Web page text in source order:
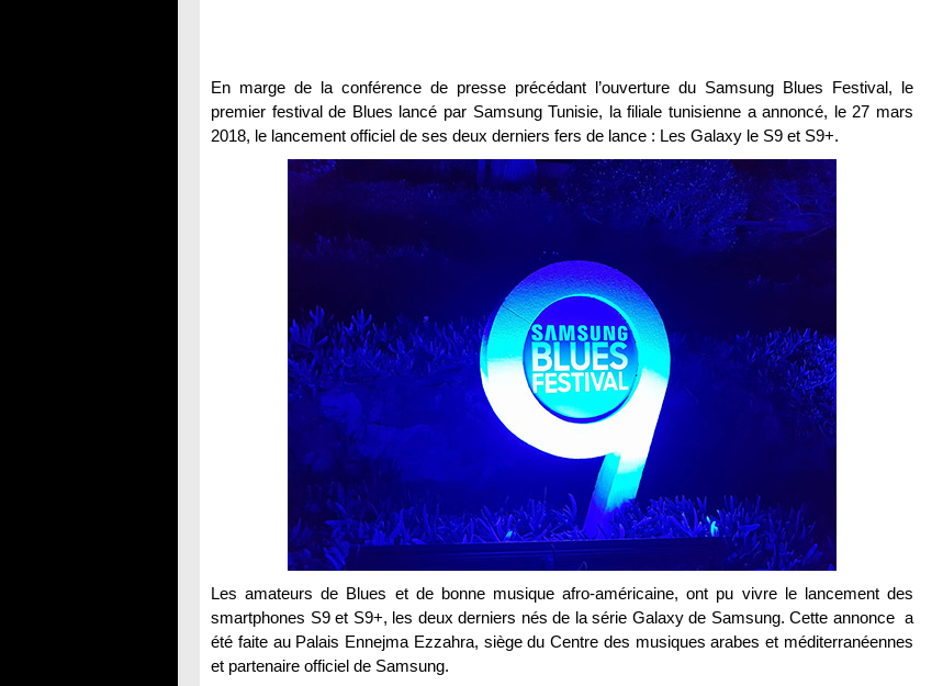
En marge de la conférence de presse précédant l’ouverture du Samsung Blues Festival, le
premier festival de Blues lancé par Samsung Tunisie, la filiale tunisienne a annoncé, le 27 mars
2018, le lancement officiel de ses deux derniers fers de lance : Les Galaxy le S9 et S9+.
Les amateurs de Blues et de bonne musique afro-américaine, ont pu vivre le lancement des
smartphones S9 et S9+, les deux derniers nés de la série Galaxy de Samsung. Cette annonce a
été faite au Palais Ennejma Ezzahra, siège du Centre des musiques arabes et méditerranéennes
et partenaire officiel de Samsung.